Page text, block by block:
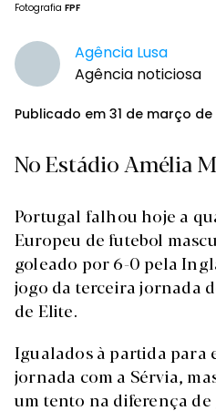
Fotografia FPF
Agência Lusa
Agência noticiosa
Publicado em 31 de março de
No Estádio Amélia
Portugal falhou hoje a
Europeu de futebol
goleado por 6-0 pela
jogo da terceira jornada
de Elite.
Igualados à partida para
jornada com a Sérvia,
um tento na diferença de